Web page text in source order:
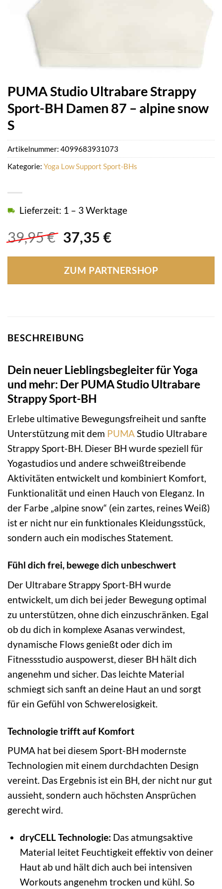
PUMA Studio Ultrabare Strappy
Sport-BH Damen 87 – alpine snow
S
39,95€ Ursprünglicher
war:
39,95 €
37,35 €Aktueller
ist:
37,35 €.
Lieferzeit: 1 – 3 Werktage
ZUM PARTNERSHOP
Artikelnummer: 4099683931073
Kategorie: Yoga Low Support Sport-BHs
BESCHREIBUNG
Dein neuer Lieblingsbegleiter für Yoga
und mehr: Der PUMA Studio Ultrabare
Strappy Sport-BH
Erlebe ultimative Bewegungsfreiheit und sanfte
Unterstützung mit dem PUMAStudio Ultrabare
Strappy Sport-BH. Dieser BH wurde speziell für
Yogastudios und andere schweißtreibende
Aktivitäten entwickelt und kombiniert Komfort,
Funktionalität und einen Hauch von Eleganz. In
der Farbe „alpine snow“ (ein zartes, reines Weiß)
ist er nicht nur ein funktionales Kleidungsstück,
sondern auch ein modisches Statement.
Fühl dich frei, bewege dich unbeschwert
Der Ultrabare Strappy Sport-BH wurde
entwickelt, um dich bei jeder Bewegung optimal
zu unterstützen, ohne dich einzuschränken. Egal
ob du dich in komplexe Asanas verwindest,
dynamische Flows genießt oder dich im
Fitnessstudio auspowerst, dieser BH hält dich
angenehm und sicher. Das leichte Material
schmiegt sich sanft an deine Haut an und sorgt
für ein Gefühl von Schwerelosigkeit.
Technologie trifft auf Komfort
PUMA hat bei diesem Sport-BH modernste
Technologien mit einem durchdachten Design
vereint. Das Ergebnis ist ein BH, der nicht nur gut
aussieht, sondern auch höchsten Ansprüchen
gerecht wird.
dryCELL Technologie: Das atmungsaktive
Material leitet Feuchtigkeit effektiv von deiner
Haut ab und hält dich auch bei intensiven
Workouts angenehm trocken und kühl. So